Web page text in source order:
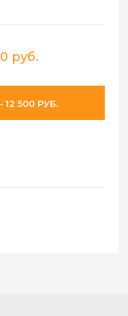
руб.
500 РУБ.